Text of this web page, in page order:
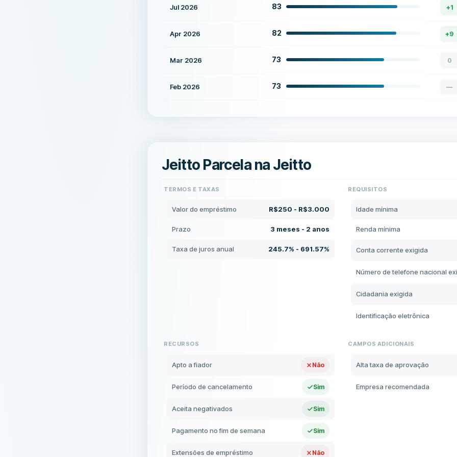
Jul 2026 83 +1
Apr 2026 82 +9
Mar 2026 73 0
Feb 2026 73 —
Jeitto Parcela na Jeitto
TERMOS E TAXAS
Valor do empréstimo R$250 - R$3.000
Prazo 3 meses - 2 anos
Taxa de juros anual 245.7% - 691.57%
REQUISITOS
Idade mínima
Renda mínima
Conta corrente exigida
Número de telefone nacional
Cidadania exigida
Identificação eletrônica
RECURSOS
Apto a fiador Não
Período de cancelamento Sim
Aceita negativados Sim
Pagamento no fim de semana Sim
Extensões de empréstimo Não
CAMPOS ADICIONAIS
Alta taxa de aprovação
Empresa recomendada